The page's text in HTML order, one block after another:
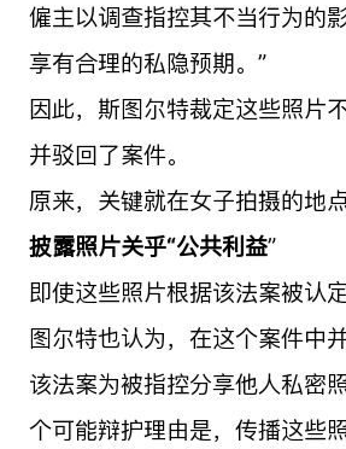
僱主以调查指控其不当行为的
享有合理的私隐预期。”
因此，斯图尔特裁定这些照片不
并驳回了案件。
原来，关键就在女子拍摄的地点
披露照片关乎“公共利益”
即使这些照片根据该法案被认
图尔特也认为，在这个案件中
该法案为被指控分享他人私密
个可能辩护理由是，传播这些